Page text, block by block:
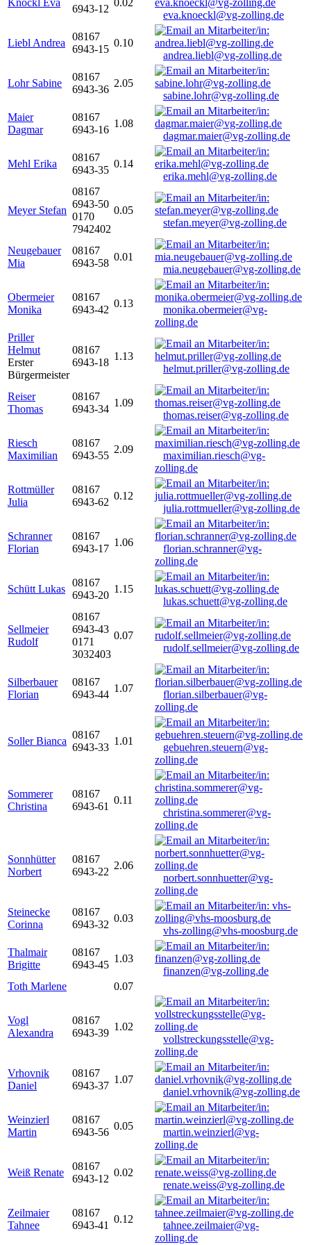
Knöckl Eva
6943-12
0.02
eva.knoeckl@vg-zolling.de
Liebl Andrea
08167
6943-15
0.10
andrea.liebl@vg-zolling.de
Lohr Sabine
08167
6943-36
2.05
sabine.lohr@vg-zolling.de
Maier
Dagmar
08167
6943-16
1.08
dagmar.maier@vg-zolling.de
Mehl Erika
08167
6943-35
0.14
erika.mehl@vg-zolling.de
Meyer Stefan
08167
6943-50
0170
7942402
0.05
stefan.meyer@vg-zolling.de
Neugebauer
Mia
08167
6943-58
0.01
mia.neugebauer@vg-zolling.de
Obermeier
Monika
08167
6943-42
0.13
monika.obermeier@vg-
zolling.de
Priller
Helmut
Erster
Bürgermeister
08167
6943-18
1.13
helmut.priller@vg-zolling.de
Reiser
Thomas
08167
6943-34
1.09
thomas.reiser@vg-zolling.de
Riesch
Maximilian
08167
6943-55
2.09
maximilian.riesch@vg-
zolling.de
Rottmüller
Julia
08167
6943-62
0.12
julia.rottmueller@vg-zolling.de
Schranner
Florian
08167
6943-17
1.06
florian.schranner@vg-
zolling.de
Schütt Lukas
08167
6943-20
1.15
lukas.schuett@vg-zolling.de
Sellmeier
Rudolf
08167
6943-43
0171
3032403
0.07
rudolf.sellmeier@vg-zolling.de
Silberbauer
Florian
08167
6943-44
1.07
florian.silberbauer@vg-
zolling.de
Soller Bianca
08167
6943-33
1.01
gebuehren.steuern@vg-
zolling.de
Sommerer
Christina
08167
6943-61
0.11
christina.sommerer@vg-
zolling.de
Sonnhütter
Norbert
08167
6943-22
2.06
norbert.sonnhuetter@vg-
zolling.de
Steinecke
Corinna
08167
6943-32
0.03
vhs-zolling@vhs-moosburg.de
Thalmair
Brigitte
08167
6943-45
1.03
finanzen@vg-zolling.de
Toth Marlene
0.07
Vogl
Alexandra
08167
6943-39
1.02
vollstreckungsstelle@vg-
zolling.de
Vrhovnik
Daniel
08167
6943-37
1.07
daniel.vrhovnik@vg-zolling.de
Weinzierl
Martin
08167
6943-56
0.05
martin.weinzierl@vg-
zolling.de
Weiß Renate
08167
6943-12
0.02
renate.weiss@vg-zolling.de
Zeilmaier
Tahnee
08167
6943-41
0.12
tahnee.zeilmaier@vg-
zolling.de